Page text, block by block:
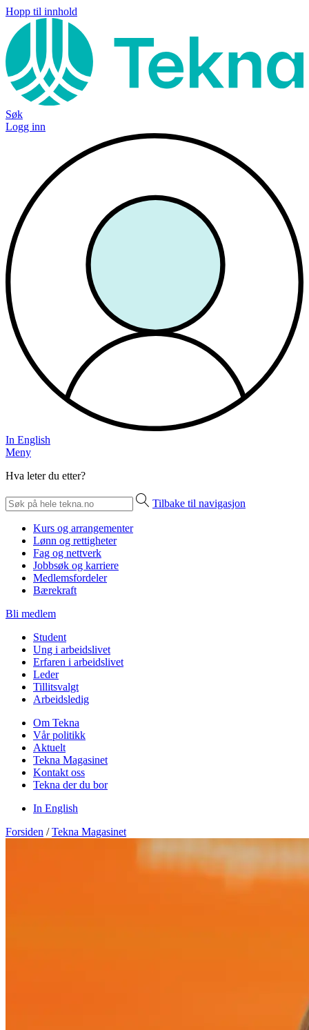
Hopp til innhold
Søk
Logg inn
In English
Meny
Hva leter du etter?
Tilbake til navigasjon
Kurs og arrangementer
Lønn og rettigheter
Fag og nettverk
Jobbsøk og karriere
Medlemsfordeler
Bærekraft
Bli medlem
Student
Ung i arbeidslivet
Erfaren i arbeidslivet
Leder
Tillitsvalgt
Arbeidsledig
Om Tekna
Vår politikk
Aktuelt
Tekna Magasinet
Kontakt oss
Tekna der du bor
In English
Forsiden / Tekna Magasinet